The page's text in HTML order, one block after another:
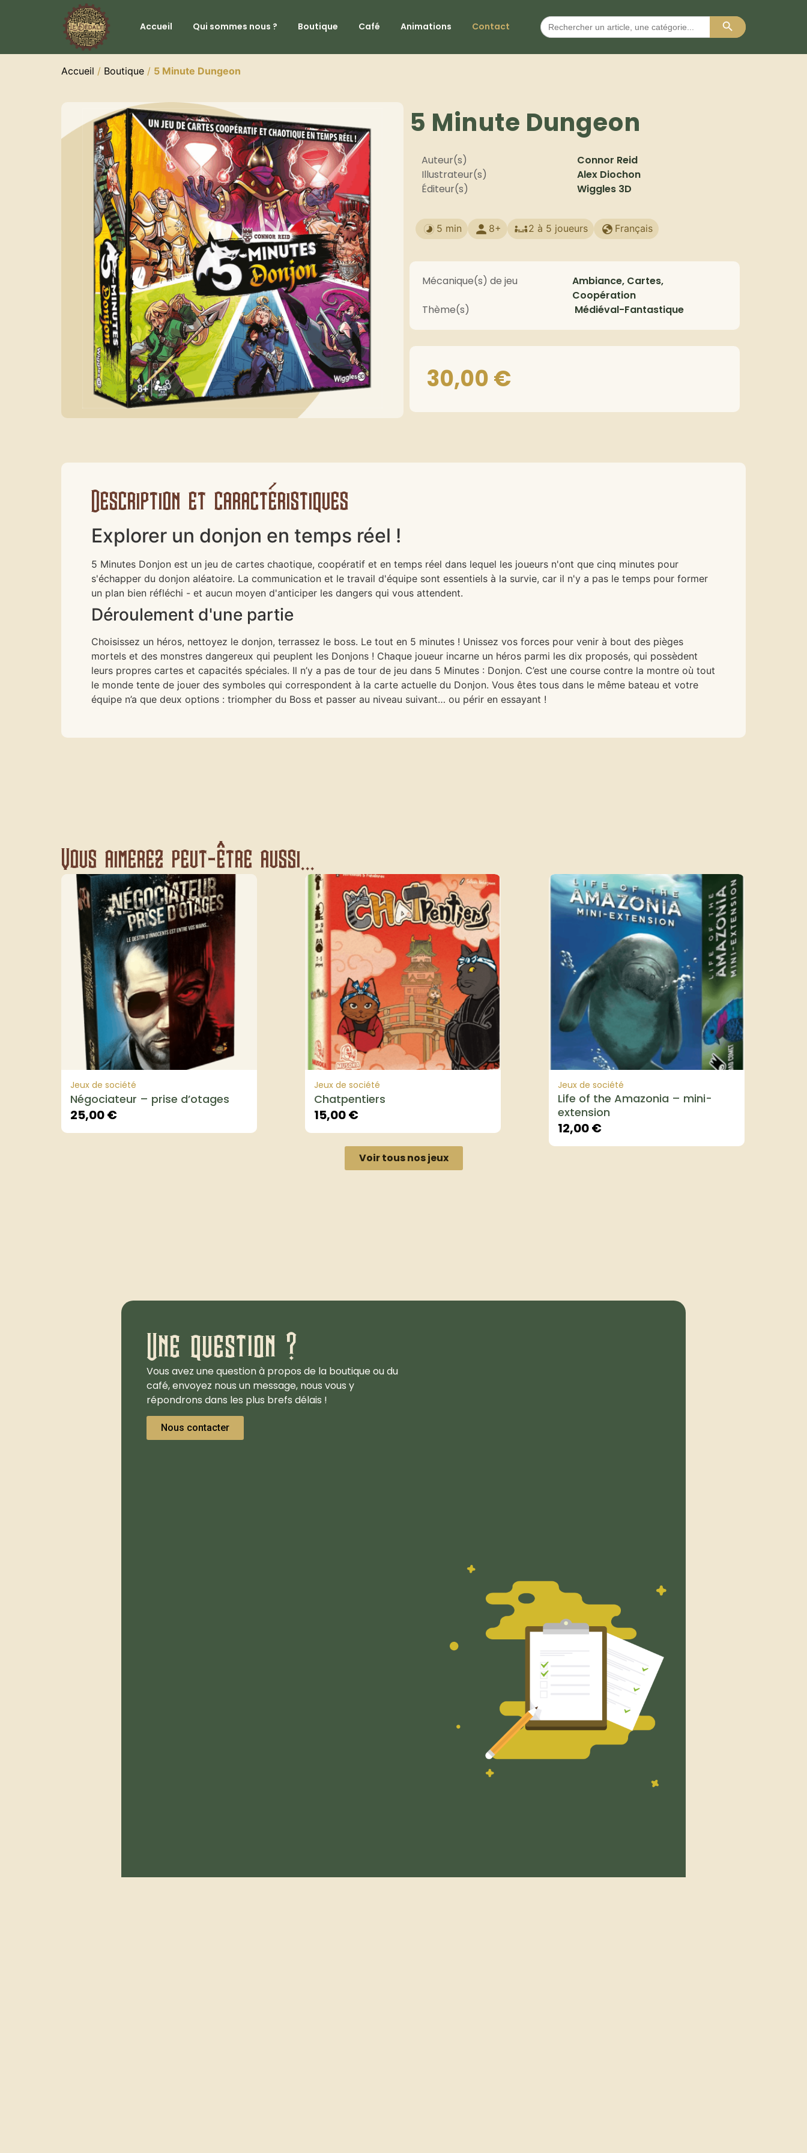
Accueil Qui sommes nous ? Boutique Café Animations Contact
Search
for:
Search Button
Accueil / Boutique / 5 Minute Dungeon
5 Minute Dungeon
Auteur(s)
Connor Reid
Illustrateur(s)
Alex Diochon
Éditeur(s)
Wiggles 3D
5 min 8+ 2 à 5 joueurs Français
Mécanique(s) de jeu
Ambiance, Cartes,
Coopération
Thème(s)
Médiéval-Fantastique
30,00€
Description et caractéristiques
Explorer un donjon en temps réel !
5 Minutes Donjon est un jeu de cartes chaotique, coopératif et en temps réel dans lequel les joueurs n'ont que cinq minutes pour
s'échapper du donjon aléatoire. La communication et le travail d'équipe sont essentiels à la survie, car il n'y a pas le temps pour former
un plan bien réfléchi - et aucun moyen d'anticiper les dangers qui vous attendent.
Déroulement d'une partie
Choisissez un héros, nettoyez le donjon, terrassez le boss. Le tout en 5 minutes ! Unissez vos forces pour venir à bout des pièges
mortels et des monstres dangereux qui peuplent les Donjons ! Chaque joueur incarne un héros parmi les dix proposés, qui possèdent
leurs propres cartes et capacités spéciales. Il n’y a pas de tour de jeu dans 5 Minutes : Donjon. C’est une course contre la montre où tout
le monde tente de jouer des symboles qui correspondent à la carte actuelle du Donjon. Vous êtes tous dans le même bateau et votre
équipe n’a que deux options : triompher du Boss et passer au niveau suivant… ou périr en essayant !
Vous aimerez peut-être aussi...
Jeux de société
Négociateur – prise d’otages
25,00€
Jeux de société
Chatpentiers
15,00€
Jeux de société
Life of the Amazonia – mini-
extension
12,00€
Voir tous nos jeux
Une question ?
Vous avez une question à propos de la boutique ou du
café, envoyez nous un message, nous vous y
répondrons dans les plus brefs délais !
Nous contacter